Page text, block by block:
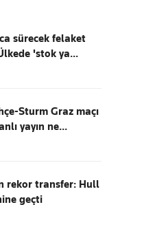
sürecek felaket
'stok ya...
Sturm Graz maçı
yayın ne...
rekor transfer: Hull
geçti